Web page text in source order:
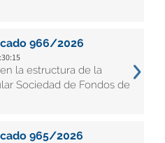
966/2026
la estructura de la
Sociedad de Fondos de
965/2026